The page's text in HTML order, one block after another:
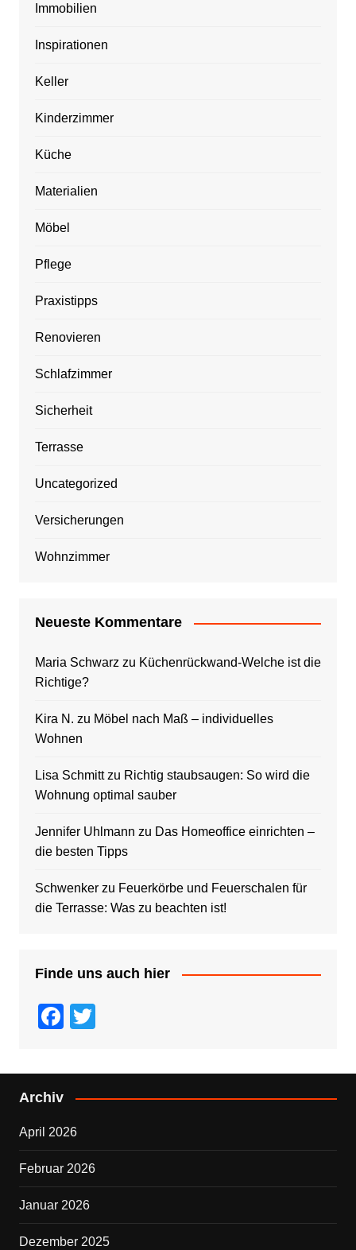
Immobilien
Inspirationen
Keller
Kinderzimmer
Küche
Materialien
Möbel
Pflege
Praxistipps
Renovieren
Schlafzimmer
Sicherheit
Terrasse
Uncategorized
Versicherungen
Wohnzimmer
Neueste Kommentare
Maria Schwarz zu Küchenrückwand-Welche ist die
Richtige?
Kira N. zu Möbel nach Maß – individuelles
Wohnen
Lisa Schmittzu Richtig staubsaugen: So wird die
Wohnung optimal sauber
Jennifer Uhlmann zu Das Homeoffice einrichten –
die besten Tipps
Schwenkerzu Feuerkörbe und Feuerschalen für
die Terrasse: Was zu beachten ist!
Finde uns auch hier
F
c
e
o
o
k
tt
er
Archiv
April 2026
Februar 2026
Januar 2026
Dezember 2025